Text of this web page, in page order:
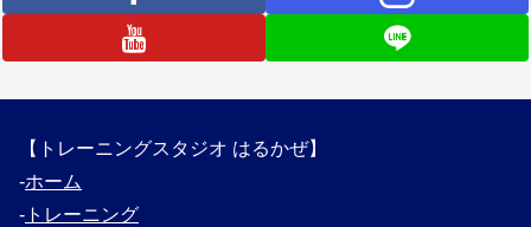
【トレーニングスタジオ はるかぜ】
‐ホーム
‐ トレーニング